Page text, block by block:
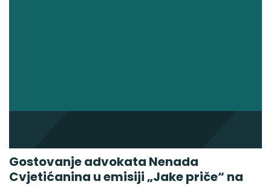
Gostovanje advokata Nenada
Cvjetićanina u emisiji „Jake priče“ na